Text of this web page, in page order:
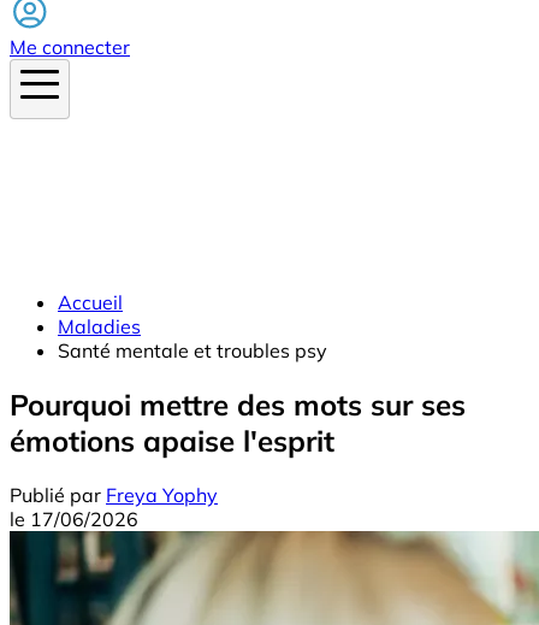
Me connecter
Accueil
Maladies
Santé mentale et troubles psy
Pourquoi mettre des mots sur ses
émotions apaise l'esprit
Publié par Freya Yophy
le 17/06/2026